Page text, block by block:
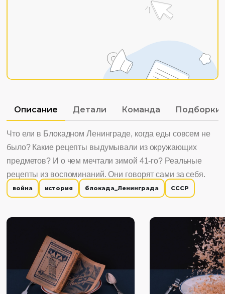
Описание Детали Команда Подборки
Что ели в Блокадном Ленинграде, когда еды совсем не
было? Какие рецепты выдумывали из окружающих
предметов? И о чем мечтали зимой 41-го? Реальные
рецепты из воспоминаний. Они говорят сами за себя.
война история блокада_Ленинграда СССР